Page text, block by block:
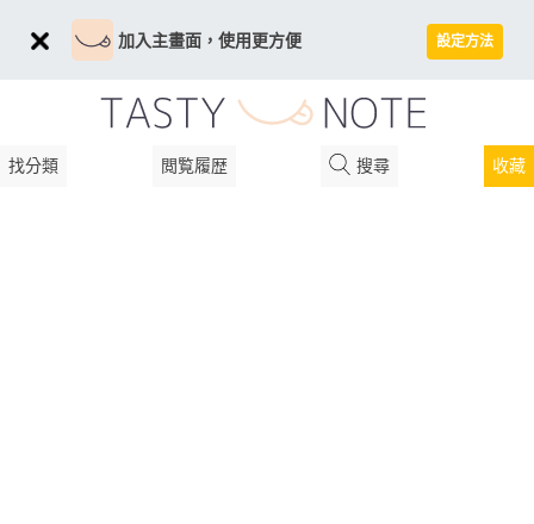
加入主畫面，使用更方便 設定方法
找分類 閲覧履歴 搜尋 收藏